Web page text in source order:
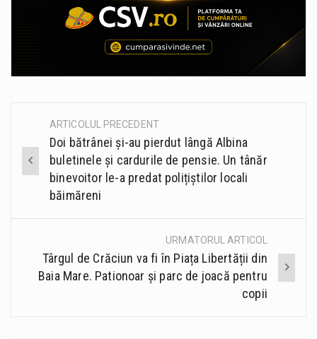
Post
navigation
ARTICOLUL PRECEDENT
Doi bătrânei și-au pierdut lângă Albina
buletinele și cardurile de pensie. Un tânăr
binevoitor le-a predat polițiștilor locali
băimăreni
URMATORUL ARTICOL
Târgul de Crăciun va fi în Piața Libertății din
Baia Mare. Pationoar și parc de joacă pentru
copii